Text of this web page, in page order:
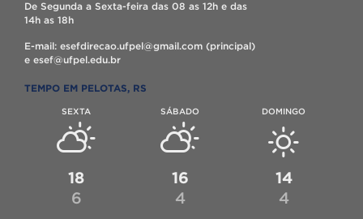
De Segunda a Sexta-feira das 08 as 12h e das
14h as 18h
E-mail: esefdirecao.ufpel@gmail.com (principal)
e esef@ufpel.edu.br
TEMPO EM PELOTAS, RS
SEXTA
18
6
SÁBADO
16
4
DOMINGO
14
4